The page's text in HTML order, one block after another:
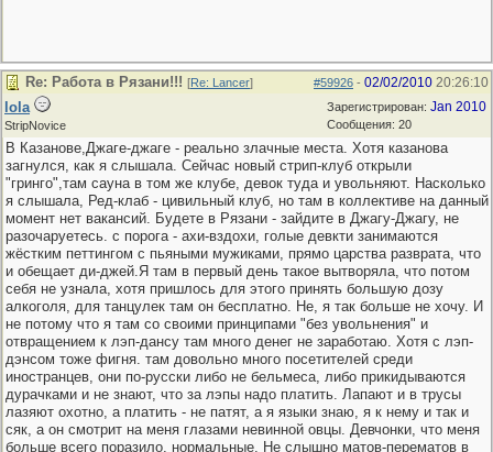
#59926 - 02/02/2010 20:26:10
Re: Работа в Рязани!!! [Re: Lancer]
Зарегистрирован: Jan 2010
Сообщения: 20
lola
StripNovice
В Казанове,Джаге-джаге - реально злачные места. Хотя казанова
загнулся, как я слышала. Сейчас новый стрип-клуб открыли
"гринго",там сауна в том же клубе, девок туда и увольняют. Насколько
я слышала, Ред-клаб - цивильный клуб, но там в коллективе на данный
момент нет вакансий. Будете в Рязани - зайдите в Джагу-Джагу, не
разочаруетесь. с порога - ахи-вздохи, голые девкти занимаются
жёстким петтингом с пьяными мужиками, прямо царства разврата, что
и обещает ди-джей.Я там в первый день такое вытворяла, что потом
себя не узнала, хотя пришлось для этого принять большую дозу
алкоголя, для танцулек там он бесплатно. Не, я так больше не хочу. И
не потому что я там со своими принципами "без увольнения" и
отвращением к лэп-дансу там много денег не заработаю. Хотя с лэп-
дэнсом тоже фигня. там довольно много посетителей среди
иностранцев, они по-русски либо не бельмеса, либо прикидываются
дурачками и не знают, что за лэпы надо платить. Лапают и в трусы
лазяют охотно, а платить - не патят, а я языки знаю, я к нему и так и
сяк, а он смотрит на меня глазами невинной овцы. Девчонки, что меня
больше всего поразило, нормальные. Не слышно матов-перематов в